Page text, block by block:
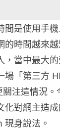
間是使用手
的時間越來
，當中最大
場「第三方
注這情況。
化對網主造
現身說法。